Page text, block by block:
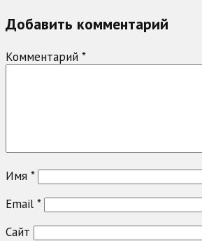
Добавить комментарий
Комментарий *
Имя *
Email *
Сайт